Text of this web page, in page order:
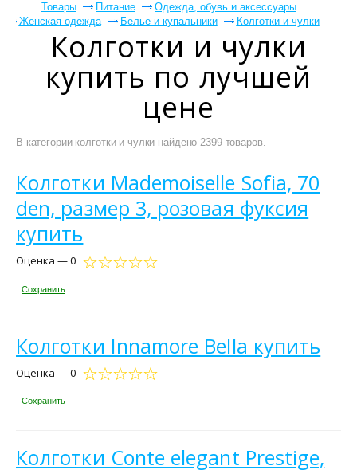
Товары Питание
Одежда, обувь и аксессуары
Женская одежда
Белье и купальники Колготки и чулки
Колготки и чулки
купить по лучшей
цене
В категории колготки и чулки найдено 2399 товаров.
Колготки Mademoiselle Sofia, 70
den, размер 3, розовая фуксия
купить
Оценка — 0
Сохранить
Колготки Innamore Bella купить
Оценка — 0
Сохранить
Колготки Conte elegant Prestige,